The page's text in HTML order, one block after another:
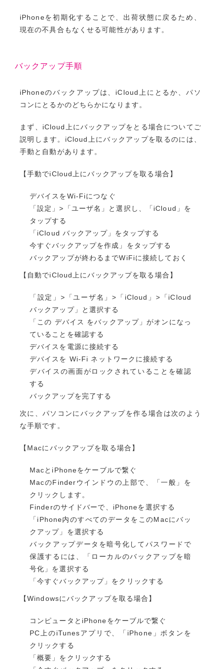
iPhoneを初期化することで、出荷状態に戻るため、
現在の不具合もなくせる可能性があります。
バックアップ手順
iPhoneのバックアップは、iCloud上にとるか、パソ
コンにとるかのどちらかになります。
まず、iCloud上にバックアップをとる場合についてご
説明します。iCloud上にバックアップを取るのには、
手動と自動があります。
【手動でiCloud上にバックアップを取る場合】
デバイスをWi-Fiにつなぐ
「設定」>「ユーザ名」と選択し、「iCloud」を
タップする
「iCloud バックアップ」をタップする
今すぐバックアップを作成」をタップする
バックアップが終わるまでWiFiに接続しておく
【自動でiCloud上にバックアップを取る場合】
「設定」>「ユーザ名」>「iCloud」>「iCloud
バックアップ」と選択する
「この デバイス をバックアップ」がオンになっ
ていることを確認する
デバイスを電源に接続する
デバイスを Wi-Fi ネットワークに接続する
デバイスの画面がロックされていることを確認
する
バックアップを完了する
次に、パソコンにバックアップを作る場合は次のよう
な手順です。
【Macにバックアップを取る場合】
MacとiPhoneをケーブルで繋ぐ
MacのFinderウインドウの上部で、「一般」を
クリックします。
Finderのサイドバーで、iPhoneを選択する
「iPhone内のすべてのデータをこのMacにバッ
クアップ」を選択する
バックアップデータを暗号化してパスワードで
保護するには、「ローカルのバックアップを暗
号化」を選択する
「今すぐバックアップ」をクリックする
【Windowsにバックアップを取る場合】
コンピュータとiPhoneをケーブルで繋ぐ
PC上のiTunesアプリで、「iPhone」ボタンを
クリックする
「概要」をクリックする